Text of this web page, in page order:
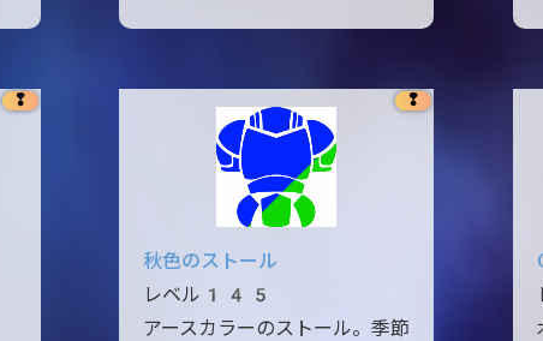
❢ ❢
秋色のストール
レベル145
アースカラーのストール。季節